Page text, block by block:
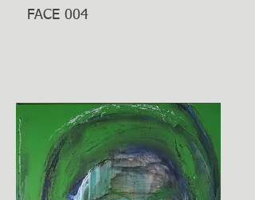
FACE 004